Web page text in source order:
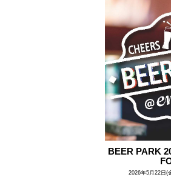
BEER PARK
2026年5月22日(